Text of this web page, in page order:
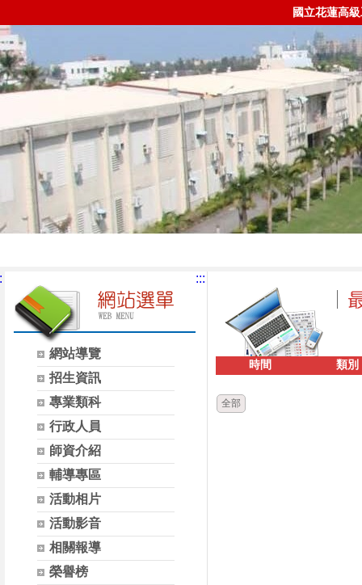
國立花蓮高
網站導覽
招生資訊
專業類科
行政人員
師資介紹
輔導專區
活動相片
活動影音
相關報導
榮譽榜
:::
時間 類別
全部